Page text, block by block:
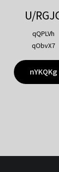
U/
qQPLVh
qObvX7
nYKQKg